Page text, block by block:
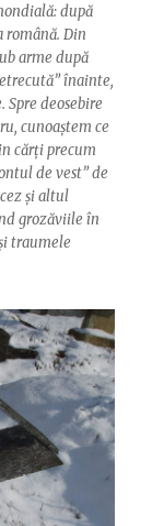
după
română. Din
arme după
înainte,
deosebire
cunoaștem ce
cărți precum
de vest” de
și altul
grozăviile în
traumele